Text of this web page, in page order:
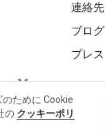
連絡先
ブログ
プレス
ために Cookie
の クッキーポリ